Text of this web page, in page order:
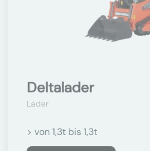
Deltalader
Lader
> von 1,3t bis 1,3t